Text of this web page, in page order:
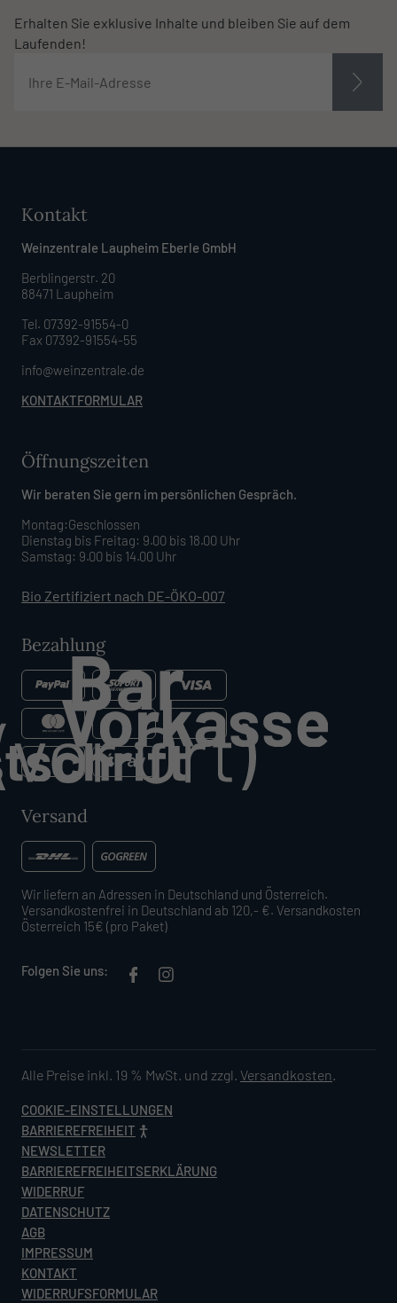
Erhalten Sie exklusive Inhalte und bleiben Sie auf dem
Laufenden!
Kontakt
Weinzentrale Laupheim Eberle GmbH
Berblingerstr. 20
88471 Laupheim
Tel. 07392-91554-0
Fax 07392-91554-55
info@weinzentrale.de
KONTAKTFORMULAR
Öffnungszeiten
Wir beraten Sie gern im persönlichen Gespräch.
Montag:Geschlossen
Dienstag bis Freitag: 9.00 bis 18.00 Uhr
Samstag: 9.00 bis 14.00 Uhr
Bio Zertifiziert nach DE-ÖKO-007
Bezahlung
Versand
Wir liefern an Adressen in Deutschland und Österreich.
Versandkostenfrei in Deutschland ab 120,- €. Versandkosten
Österreich 15€ (pro Paket)
Folgen Sie uns:
Alle Preise inkl. 19 % MwSt. und zzgl. Versandkosten.
COOKIE-EINSTELLUNGEN
BARRIEREFREIHEIT
NEWSLETTER
BARRIEREFREIHEITSERKLÄRUNG
WIDERRUF
DATENSCHUTZ
AGB
IMPRESSUM
KONTAKT
WIDERRUFSFORMULAR